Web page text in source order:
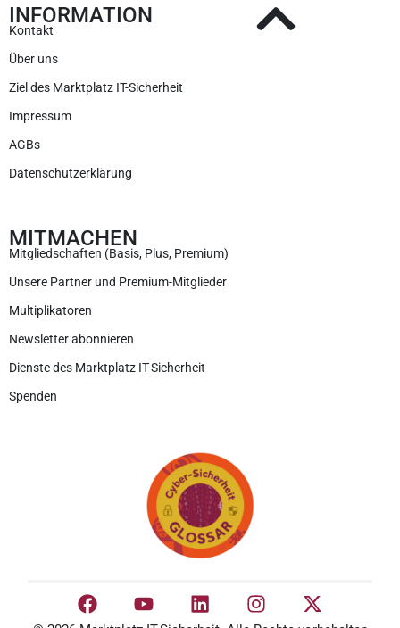
INFORMATION
Kontakt
Über uns
Ziel des Marktplatz IT-Sicherheit
Impressum
AGBs
Datenschutzerklärung
MITMACHEN
Mitgliedschaften (Basis, Plus, Premium)
Unsere Partner und Premium-Mitglieder
Multiplikatoren
Newsletter abonnieren
Dienste des Marktplatz IT-Sicherheit
Spenden